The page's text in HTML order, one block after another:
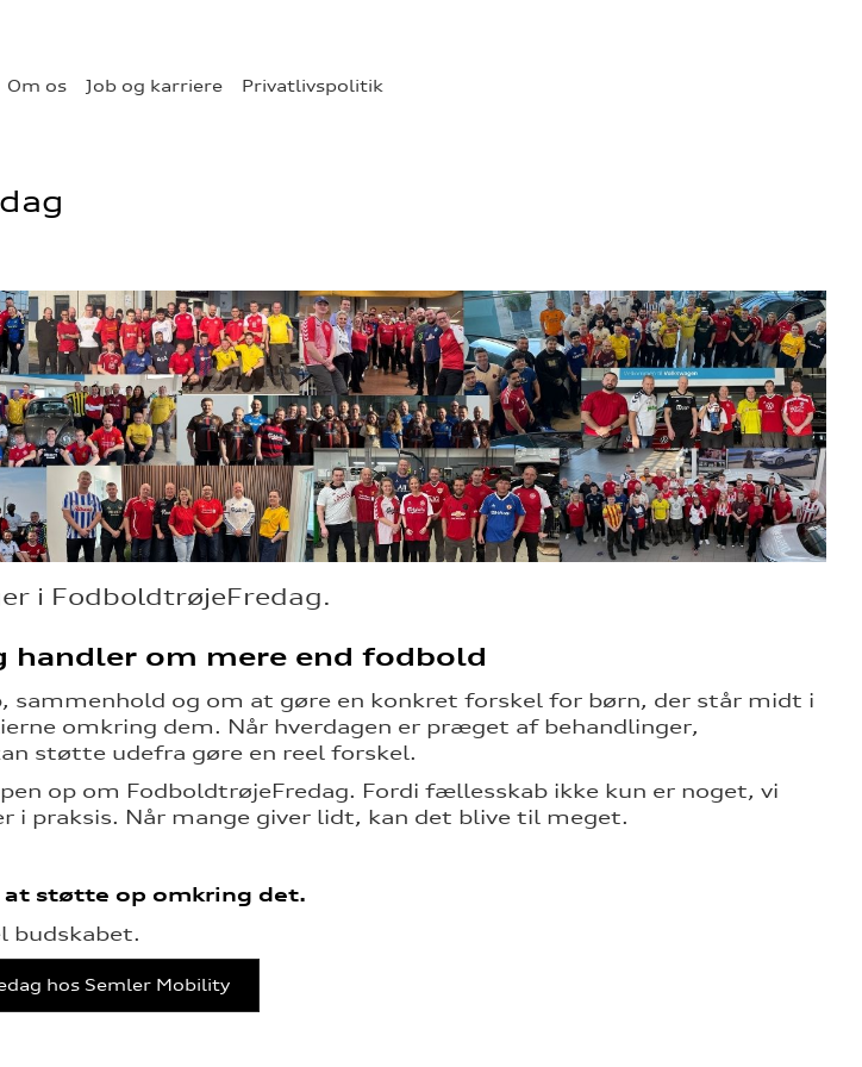
Om os Job og karriere Privatlivspolitik
i FodboldtrøjeFredag.
handler om mere end fodbold
sammenhold og om at gøre en konkret forskel for børn, der står midt i
omkring dem. Når hverdagen er præget af behandlinger,
støtte udefra gøre en reel forskel.
op om FodboldtrøjeFredag. Fordi fællesskab ikke kun er noget, vi
i praksis. Når mange giver lidt, kan det blive til meget.
støtte op omkring det.
budskabet.
hos Semler Mobility